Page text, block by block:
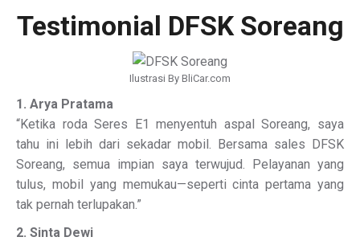
Testimonial DFSK Soreang
Ilustrasi By BliCar.com
1. Arya Pratama
“Ketika roda Seres E1 menyentuh aspal Soreang, saya
tahu ini lebih dari sekadar mobil. Bersama sales DFSK
Soreang, semua impian saya terwujud. Pelayanan yang
tulus, mobil yang memukau—seperti cinta pertama yang
tak pernah terlupakan.”
2. Sinta Dewi